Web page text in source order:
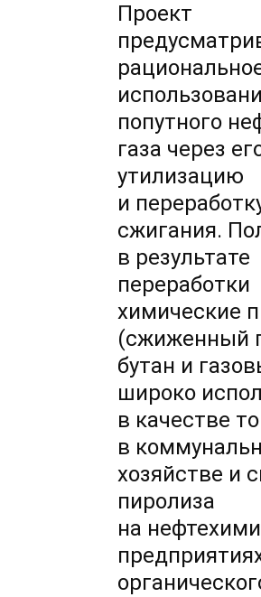
Проект
попутного
газа через
утилизацию
и
сжигания.
в результате
переработки
химические
(сжиженный
бутан и
широко
в качестве
в
хозяйстве и
пиролиза
на